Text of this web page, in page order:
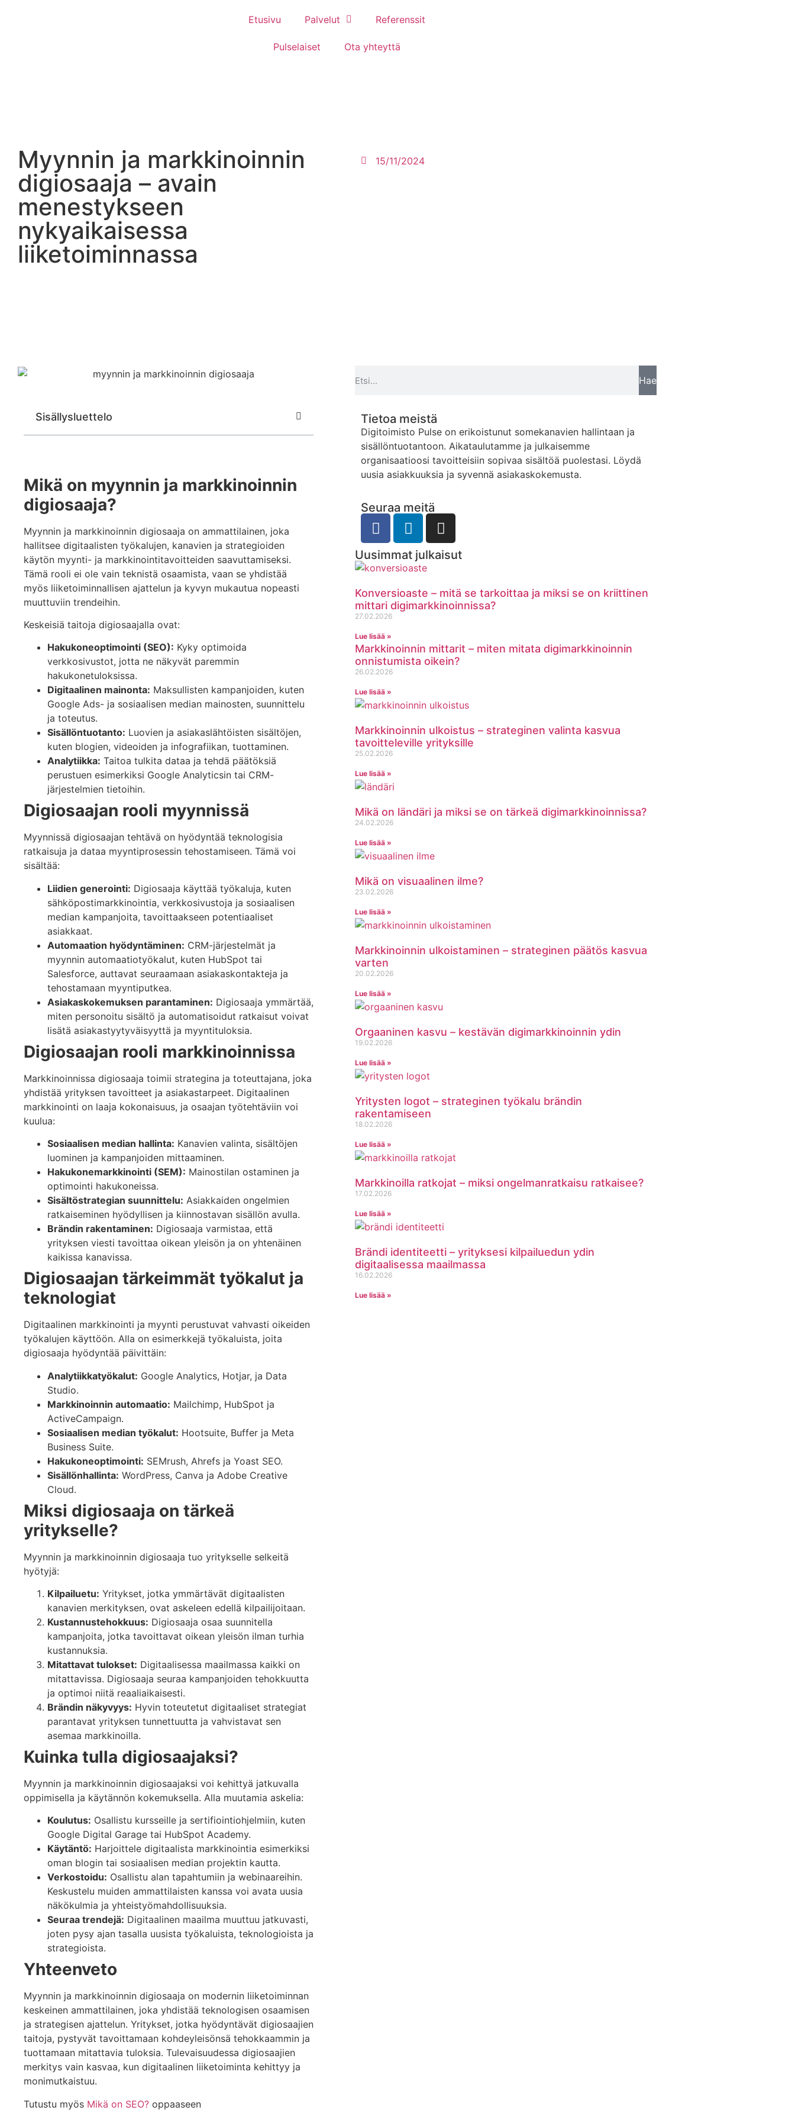
Etusivu Palvelut Referenssit
Pulselaiset Ota yhteyttä
Myynnin ja markkinoinnin
digiosaaja – avain
menestykseen
nykyaikaisessa
liiketoiminnassa
15/11/2024
Sisällysluettelo
Mikä on myynnin ja markkinoinnin
digiosaaja?
Myynnin ja markkinoinnin digiosaaja on ammattilainen, joka
hallitsee digitaalisten työkalujen, kanavien ja strategioiden
käytön myynti- ja markkinointitavoitteiden saavuttamiseksi.
Tämä rooli ei ole vain teknistä osaamista, vaan se yhdistää
myös liiketoiminnallisen ajattelun ja kyvyn mukautua nopeasti
muuttuviin trendeihin.
Keskeisiä taitoja digiosaajalla ovat:
Hakukoneoptimointi (SEO): Kyky optimoida
verkkosivustot, jotta ne näkyvät paremmin
hakukonetuloksissa.
Digitaalinen mainonta: Maksullisten kampanjoiden, kuten
Google Ads- ja sosiaalisen median mainosten, suunnittelu
ja toteutus.
Sisällöntuotanto: Luovien ja asiakaslähtöisten sisältöjen,
kuten blogien, videoiden ja infografiikan, tuottaminen.
Analytiikka: Taitoa tulkita dataa ja tehdä päätöksiä
perustuen esimerkiksi Google Analyticsin tai CRM-
järjestelmien tietoihin.
Digiosaajan rooli myynnissä
Myynnissä digiosaajan tehtävä on hyödyntää teknologisia
ratkaisuja ja dataa myyntiprosessin tehostamiseen. Tämä voi
sisältää:
Liidien generointi: Digiosaaja käyttää työkaluja, kuten
sähköpostimarkkinointia, verkkosivustoja ja sosiaalisen
median kampanjoita, tavoittaakseen potentiaaliset
asiakkaat.
Automaation hyödyntäminen: CRM-järjestelmät ja
myynnin automaatiotyökalut, kuten HubSpot tai
Salesforce, auttavat seuraamaan asiakaskontakteja ja
tehostamaan myyntiputkea.
Asiakaskokemuksen parantaminen: Digiosaaja ymmärtää,
miten personoitu sisältö ja automatisoidut ratkaisut voivat
lisätä asiakastyytyväisyyttä ja myyntituloksia.
Digiosaajan rooli markkinoinnissa
Markkinoinnissa digiosaaja toimii strategina ja toteuttajana, joka
yhdistää yrityksen tavoitteet ja asiakastarpeet. Digitaalinen
markkinointi on laaja kokonaisuus, ja osaajan työtehtäviin voi
kuulua:
Sosiaalisen median hallinta: Kanavien valinta, sisältöjen
luominen ja kampanjoiden mittaaminen.
Hakukonemarkkinointi (SEM): Mainostilan ostaminen ja
optimointi hakukoneissa.
Sisältöstrategian suunnittelu: Asiakkaiden ongelmien
ratkaiseminen hyödyllisen ja kiinnostavan sisällön avulla.
Brändin rakentaminen: Digiosaaja varmistaa, että
yrityksen viesti tavoittaa oikean yleisön ja on yhtenäinen
kaikissa kanavissa.
Digiosaajan tärkeimmät työkalut ja
teknologiat
Digitaalinen markkinointi ja myynti perustuvat vahvasti oikeiden
työkalujen käyttöön. Alla on esimerkkejä työkaluista, joita
digiosaaja hyödyntää päivittäin:
Analytiikkatyökalut: Google Analytics, Hotjar, ja Data
Studio.
Markkinoinnin automaatio: Mailchimp, HubSpot ja
ActiveCampaign.
Sosiaalisen median työkalut: Hootsuite, Buffer ja Meta
Business Suite.
Hakukoneoptimointi: SEMrush, Ahrefs ja Yoast SEO.
Sisällönhallinta: WordPress, Canva ja Adobe Creative
Cloud.
Miksi digiosaaja on tärkeä
yritykselle?
Myynnin ja markkinoinnin digiosaaja tuo yritykselle selkeitä
hyötyjä:
Kilpailuetu: Yritykset, jotka ymmärtävät digitaalisten
kanavien merkityksen, ovat askeleen edellä kilpailijoitaan.
Kustannustehokkuus: Digiosaaja osaa suunnitella
kampanjoita, jotka tavoittavat oikean yleisön ilman turhia
kustannuksia.
Mitattavat tulokset: Digitaalisessa maailmassa kaikki on
mitattavissa. Digiosaaja seuraa kampanjoiden tehokkuutta
ja optimoi niitä reaaliaikaisesti.
Brändin näkyvyys: Hyvin toteutetut digitaaliset strategiat
parantavat yrityksen tunnettuutta ja vahvistavat sen
asemaa markkinoilla.
Kuinka tulla digiosaajaksi?
Myynnin ja markkinoinnin digiosaajaksi voi kehittyä jatkuvalla
oppimisella ja käytännön kokemuksella. Alla muutamia askelia:
Koulutus: Osallistu kursseille ja sertifiointiohjelmiin, kuten
Google Digital Garage tai HubSpot Academy.
Käytäntö: Harjoittele digitaalista markkinointia esimerkiksi
oman blogin tai sosiaalisen median projektin kautta.
Verkostoidu: Osallistu alan tapahtumiin ja webinaareihin.
Keskustelu muiden ammattilaisten kanssa voi avata uusia
näkökulmia ja yhteistyömahdollisuuksia.
Seuraa trendejä: Digitaalinen maailma muuttuu jatkuvasti,
joten pysy ajan tasalla uusista työkaluista, teknologioista ja
strategioista.
Yhteenveto
Myynnin ja markkinoinnin digiosaaja on modernin liiketoiminnan
keskeinen ammattilainen, joka yhdistää teknologisen osaamisen
ja strategisen ajattelun. Yritykset, jotka hyödyntävät digiosaajien
taitoja, pystyvät tavoittamaan kohdeyleisönsä tehokkaammin ja
tuottamaan mitattavia tuloksia. Tulevaisuudessa digiosaajien
merkitys vain kasvaa, kun digitaalinen liiketoiminta kehittyy ja
monimutkaistuu.
Tutustu myös Mikä on SEO? oppaaseen
Hae
Tietoa meistä
Digitoimisto Pulse on erikoistunut somekanavien hallintaan ja
sisällöntuotantoon. Aikataulutamme ja julkaisemme
organisaatioosi tavoitteisiin sopivaa sisältöä puolestasi. Löydä
uusia asiakkuuksia ja syvennä asiakaskokemusta.
Seuraa meitä
Uusimmat julkaisut
Konversioaste – mitä se tarkoittaa ja miksi se on kriittinen
mittari digimarkkinoinnissa?
27.02.2026
Lue lisää »
Markkinoinnin mittarit – miten mitata digimarkkinoinnin
onnistumista oikein?
26.02.2026
Lue lisää »
Markkinoinnin ulkoistus – strateginen valinta kasvua
tavoitteleville yrityksille
25.02.2026
Lue lisää »
Mikä on ländäri ja miksi se on tärkeä digimarkkinoinnissa?
24.02.2026
Lue lisää »
Mikä on visuaalinen ilme?
23.02.2026
Lue lisää »
Markkinoinnin ulkoistaminen – strateginen päätös kasvua
varten
20.02.2026
Lue lisää »
Orgaaninen kasvu – kestävän digimarkkinoinnin ydin
19.02.2026
Lue lisää »
Yritysten logot – strateginen työkalu brändin
rakentamiseen
18.02.2026
Lue lisää »
Markkinoilla ratkojat – miksi ongelmanratkaisu ratkaisee?
17.02.2026
Lue lisää »
Brändi identiteetti – yrityksesi kilpailuedun ydin
digitaalisessa maailmassa
16.02.2026
Lue lisää »